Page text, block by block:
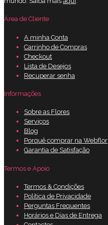
Área de Cliente
A minha Conta
Carrinho de Compras
Checkout
Lista de Desejos
Recuperar senha
Informações
Sobre as Flores
Serviços
Blog
Porquê comprar na Webflor
Garantia de Satisfação
Termos e Apoio
Termos & Condições
Política de Privacidade
Perguntas Frequentes
Horários e Dias de Entrega